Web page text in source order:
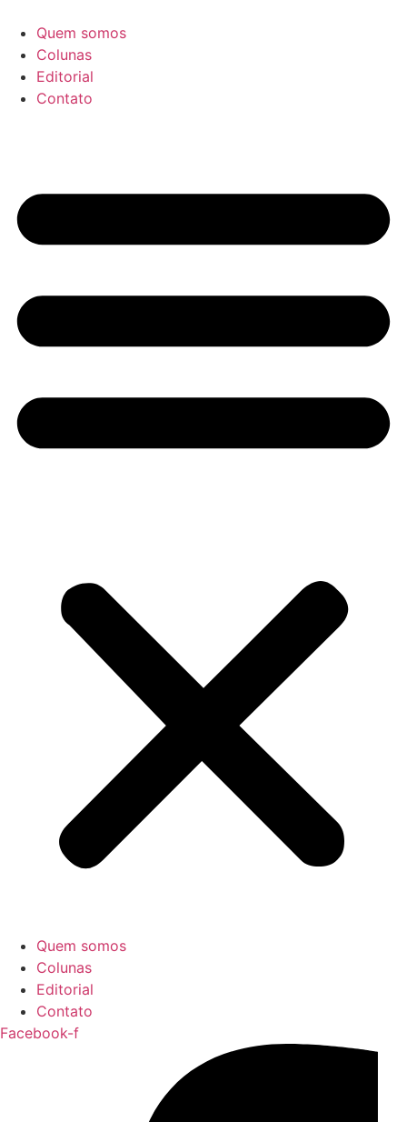
para
conteúdo
Quem somos
Colunas
Editorial
Contato
Quem somos
Colunas
Editorial
Contato
Facebook-f